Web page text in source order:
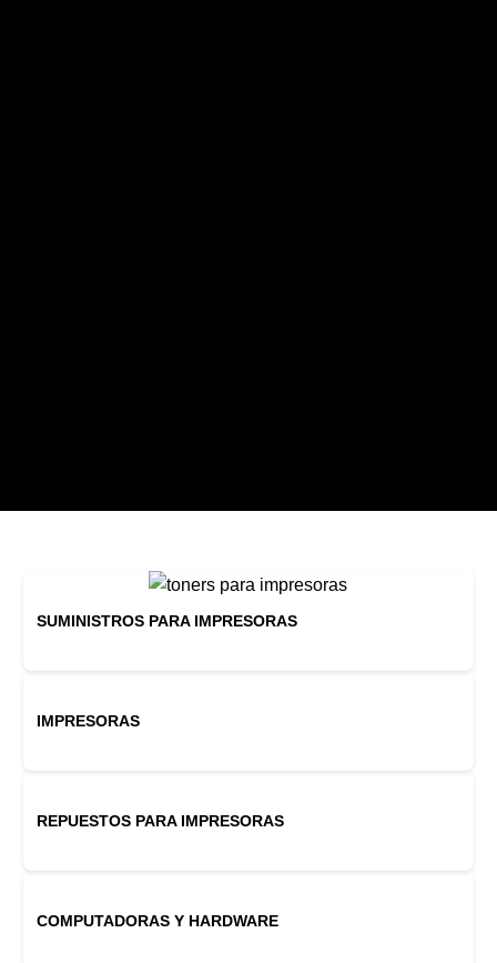
SUMINISTROS PARA IMPRESORAS
IMPRESORAS
REPUESTOS PARA IMPRESORAS
COMPUTADORAS Y HARDWARE